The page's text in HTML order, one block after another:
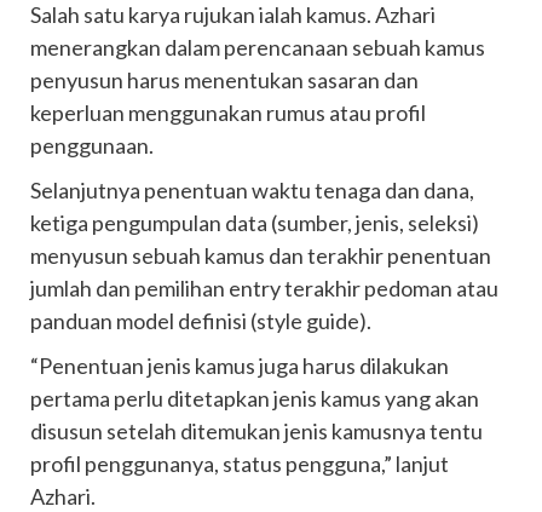
Salah satu karya rujukan ialah kamus. Azhari
menerangkan dalam perencanaan sebuah kamus
penyusun harus menentukan sasaran dan
keperluan menggunakan rumus atau profil
penggunaan.
Selanjutnya penentuan waktu tenaga dan dana,
ketiga pengumpulan data (sumber, jenis, seleksi)
menyusun sebuah kamus dan terakhir penentuan
jumlah dan pemilihan entry terakhir pedoman atau
panduan model definisi (style guide).
“Penentuan jenis kamus juga harus dilakukan
pertama perlu ditetapkan jenis kamus yang akan
disusun setelah ditemukan jenis kamusnya tentu
profil penggunanya, status pengguna,” lanjut
Azhari.